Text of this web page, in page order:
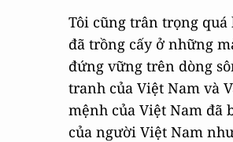
Tôi cũng trân trọng
đã trồng cấy ở những
đứng vững trên dòng
tranh của Việt Nam và
mệnh của Việt Nam
của người Việt Nam